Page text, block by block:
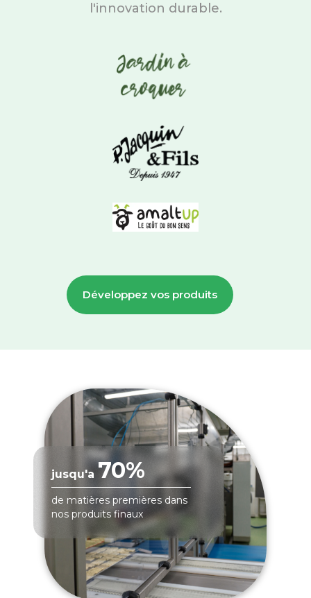
l'innovation durable.
Développez vos produits
jusqu'a 70%
de matières premières dans
nos produits finaux